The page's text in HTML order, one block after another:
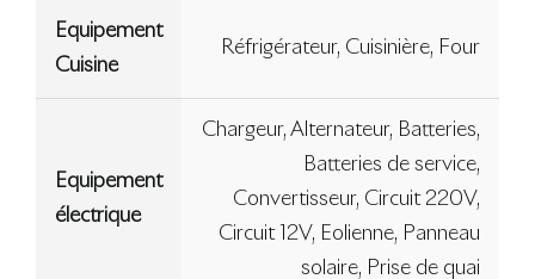
Equipement
Cuisine
Réfrigérateur, Cuisinière, Four
Equipement
électrique
Chargeur, Alternateur, Batteries,
Batteries de service,
Convertisseur, Circuit 220V,
Circuit 12V, Eolienne, Panneau
solaire, Prise de quai